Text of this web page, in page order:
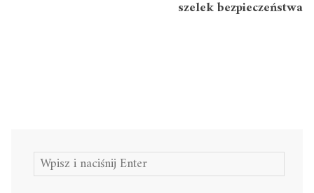
szelek bezpieczeństwa
Szukaj: